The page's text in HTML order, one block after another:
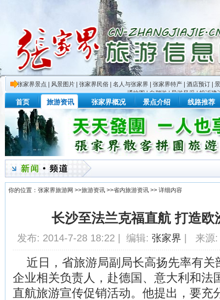
张家界景点 风景图片 张家界民俗 名人与张家界 张家界特产 酒店预订
通地图|自驾游|导游风采|投诉建
首页 旅游资讯 张家界概况 景点介绍 线路推荐
你的位置： 张家界旅游网 >>旅游资讯 >>省内旅游资讯 >> 详细内容
长沙至法兰克福直航 打造欧
发布: 2014-7-28 18:22 | 编辑: 张家界 | 来源:
近日，省旅游局副局长高扬先率有关
企业相关负责人，赴德国、意大利和法
直航旅游宣传促销活动。他提出，要充